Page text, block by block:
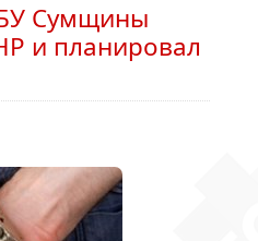
Сумщины
и планировал